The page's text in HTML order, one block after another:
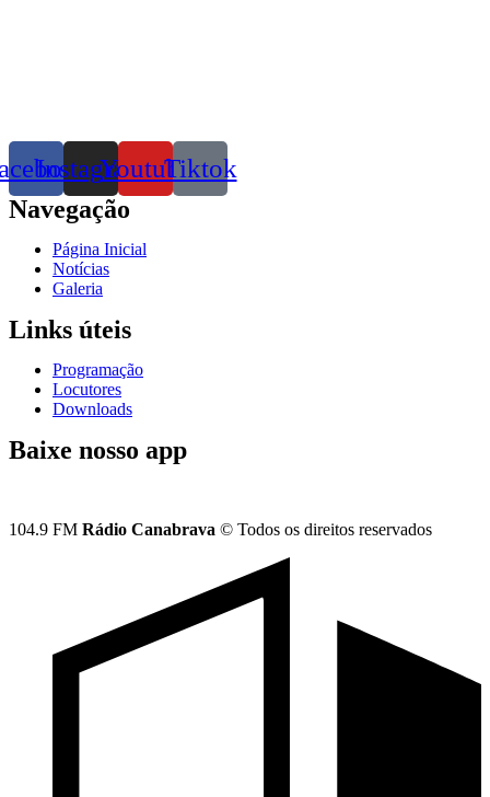
InstagramYoutubeTiktok
Navegação
Página Inicial
Notícias
Galeria
Links úteis
Programação
Locutores
Downloads
Baixe nosso app
104.9 FM Rádio Canabrava © Todos os direitos reservados